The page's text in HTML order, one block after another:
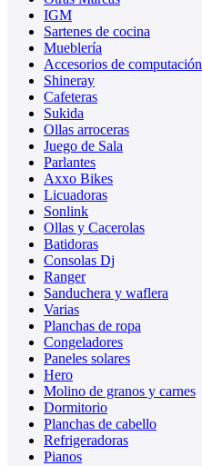
IGM
Sartenes de cocina
Mueblería
Accesorios de computación
Shineray
Cafeteras
Sukida
Ollas arroceras
Juego de Sala
Parlantes
Axxo Bikes
Licuadoras
Sonlink
Ollas y Cacerolas
Batidoras
Consolas Dj
Ranger
Sanduchera y waflera
Varias
Planchas de ropa
Congeladores
Paneles solares
Hero
Molino de granos y carnes
Dormitorio
Planchas de cabello
Refrigeradoras
Pianos